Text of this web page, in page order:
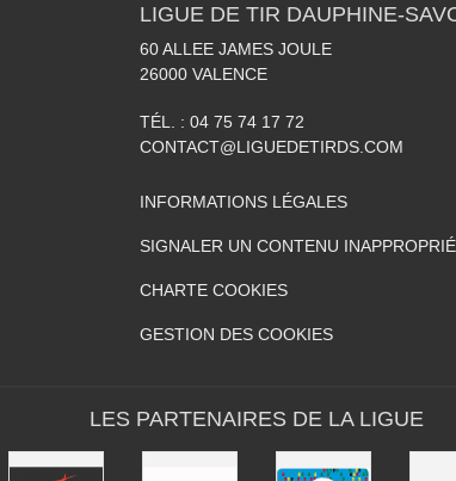
LIGUE DE TIR DAUPHINE-
60 ALLEE JAMES JOULE
26000 VALENCE
TÉL. : 04 75 74 17 72
CONTACT@LIGUEDETIRDS.COM
INFORMATIONS LÉGALES
SIGNALER UN CONTENU INAPPROPRIÉ
CHARTE COOKIES
GESTION DES COOKIES
LES PARTENAIRES DE LA LIGUE